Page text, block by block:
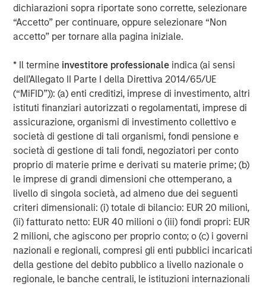
dichiarazioni sopra riportate sono corrette, selezionare
“Accetto” per continuare, oppure selezionare “Non
accetto” per tornare alla pagina iniziale.
* Il termine investitore professionale indica (ai sensi
dell’Allegato II Parte I della Direttiva 2014/65/UE
(“MiFID”)): (a) enti creditizi, imprese di investimento, altri
istituti finanziari autorizzati o regolamentati, imprese di
assicurazione, organismi di investimento collettivo e
società di gestione di tali organismi, fondi pensione e
società di gestione di tali fondi, negoziatori per conto
proprio di materie prime e derivati su materie prime; (b)
le imprese di grandi dimensioni che ottemperano, a
livello di singola società, ad almeno due dei seguenti
criteri dimensionali: (i) totale di bilancio: EUR 20 milioni,
(ii) fatturato netto: EUR 40 milioni o (iii) fondi propri: EUR
2 milioni, che agiscono per proprio conto; o (c) i governi
nazionali e regionali, compresi gli enti pubblici incaricati
della gestione del debito pubblico a livello nazionale o
regionale, le banche centrali, le istituzioni internazionali
Morgan Stanley Private Credit team invests across the
capital structure, including senior secured term loans,
unitranche loans, junior debt, structured equity and
common equity co-investments. For further information,
please visit the website:
morganstanley.com/im/private-
credit
About Morgan Stanley Investment Management
Morgan Stanley Investment Management, together with
its investment advisory affiliates, has more than 1,300
investment professionals around the world and $1.5
trillion in assets under management or supervision as of
December 31, 2023. Morgan Stanley Investment
Management strives to provide outstanding long-term
investment performance, service, and a comprehensive
suite of investment management solutions to a diverse
client base, which includes governments, institutions,
corporations and individuals worldwide. For further
information about Morgan Stanley Investment
Management, please visitwww.morganstanley.com/im.